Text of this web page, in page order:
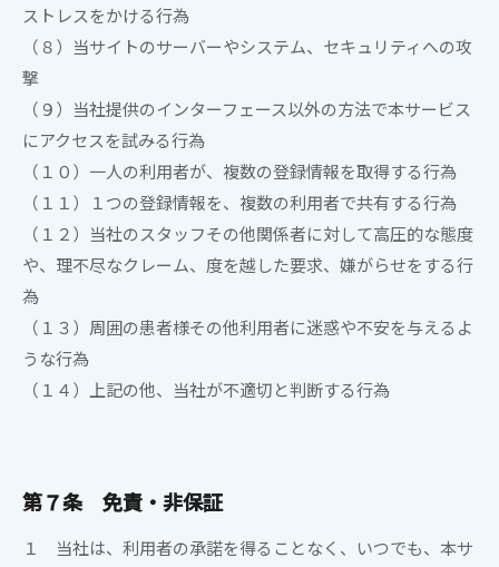
ストレスをかける行為
（８）当サイトのサーバーやシステム、セキュリティへの攻
撃
（９）
当社提供のインターフェース以外の方法で本サービス
にアクセスを試みる行為
（１０）一人の利用者が、複数の登録情報を取得する行為
（１１）１つの登録情報を、複数の利用者で共有する行為
（１２）当社のスタッフその他関係者に対して高圧的な態度
や、理不尽なクレーム、度を越した要求、嫌がらせをする行
為
（１３）周囲の患者様その他利用者に迷惑や不安を与えるよ
うな行為
（１４） 上記の他、 当社が不適切と判断する行為
第７条 免責・非保証
１ 当社は、利用者の承諾を得ることなく、いつでも、本サ